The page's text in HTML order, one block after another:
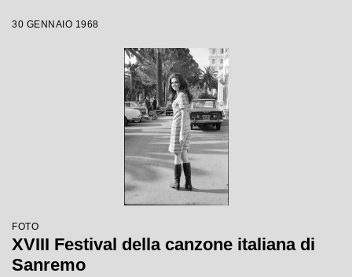
30 GENNAIO 1968
FOTO
XVIII Festival della canzone italiana di
Sanremo